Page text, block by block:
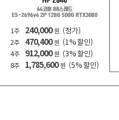
1주 240,000 원 (정가)
2주 470,400 원 (1% 할인)
4주 912,000 원 (3% 할인)
8주 1,785,600 원 (5% 할인)